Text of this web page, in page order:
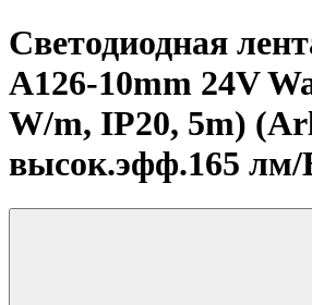
Светодиодная
A126-10mm 24V
W/m, IP20, 5m)
высок.эфф.165 лм/